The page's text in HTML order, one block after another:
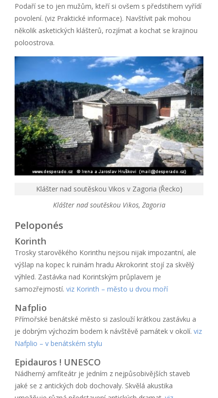
Podaří se to jen mužům, kteří si ovšem s předstihem vyřídí
povolení. (viz Praktické informace). Navštívit pak mohou
několik asketických klášterů, rozjímat a kochat se krajinou
poloostrova.
Klášter nad soutěskou Vikos v Zagoria (Řecko)
Klášter nad soutěskou Vikos, Zagoria
Peloponés
Korinth
Trosky starověkého Korinthu nejsou nijak impozantní, ale
výšlap na kopec k ruinám hradu Akrokorint stojí za skvělý
výhled. Zastávka nad Korintským průplavem je
samozřejmostí. viz Korinth – město u dvou moří
Nafplio
Přímořské benátské město si zaslouží krátkou zastávku a
je dobrým výchozím bodem k návštěvě památek v okolí. viz
Nafplio – v benátském stylu
Epidauros ! UNESCO
Nádherný amfiteátr je jedním z nejpůsobivějších staveb
jaké se z antických dob dochovaly. Skvělá akustika